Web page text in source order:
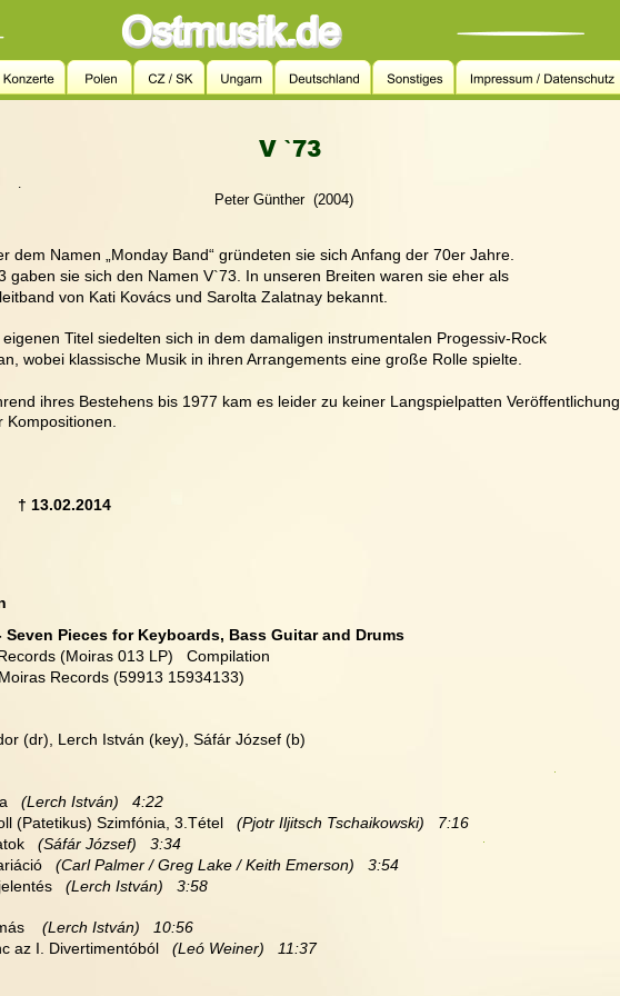
V `73
Peter Günther  (2004)
.
dem Namen „Monday Band“ gründeten sie sich Anfang der 70er Jahre.
gaben sie sich den Namen V`73. In unseren Breiten waren sie eher als
von Kati Kovács und Sarolta Zalatnay bekannt.
eigenen Titel siedelten sich in dem damaligen instrumentalen Progessiv-Rock
wobei klassische Musik in ihren Arrangements eine große Rolle spielte.
ihres Bestehens bis 1977 kam es leider zu keiner Langspielpatten Veröffentlichung
Kompositionen.
Seven Pieces for Keyboards, Bass Guitar and Drums
(Moiras 013 LP)   Compilation
Records (59913 15934133)
(dr), Lerch István (key), Sáfár József (b)
  (Lerch István)   4:22
(Patetikus) Szimfónia, 3.Tétel (Pjotr Iljitsch Tschaikowski)   7:16
  (Sáfár József)   3:34
  (Carl Palmer / Greg Lake / Keith Emerson)   3:54
  (Lerch István)   3:58
  (Lerch István)   10:56
az I. Divertimentóból
(Leó Weiner)   11:37
† 13.02.2014